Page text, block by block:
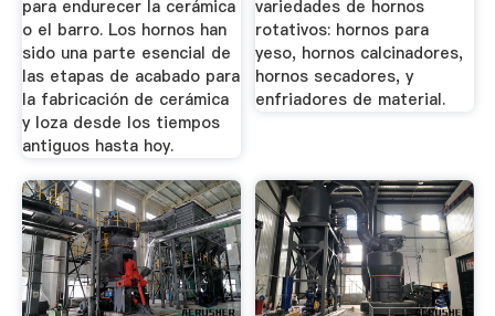
para endurecer la cerámica
o el barro. Los hornos han
sido una parte esencial de
las etapas de acabado para
la fabricación de cerámica
y loza desde los tiempos
antiguos hasta hoy.
variedades de hornos
rotativos: hornos para
yeso, hornos calcinadores,
hornos secadores, y
enfriadores de material.